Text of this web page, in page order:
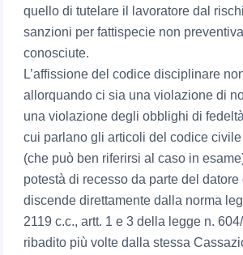
quello di tutelare il lavoratore dal
sanzioni per fattispecie non
conosciute.
L’affissione del codice disciplinare
allorquando ci sia una violazione di
una violazione degli obblighi di
cui parlano gli articoli del codice
(che può ben riferirsi al caso in
potestà di recesso da parte del datore
discende direttamente dalla norma
2119 c.c., artt. 1 e 3 della legge n.
ribadito più volte dalla stessa